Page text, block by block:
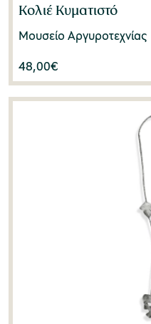
Κολιέ Κυματιστό
Μουσείο Αργυροτεχνίας
48,00€